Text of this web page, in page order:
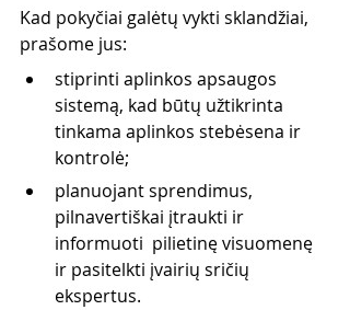
Kad pokyčiai galėtų vykti sklandžiai,
prašome jus:
stiprinti aplinkos apsaugos
sistemą, kad būtų užtikrinta
tinkama aplinkos stebėsena ir
kontrolė;
planuojant sprendimus,
pilnavertiškai įtraukti ir
informuoti  pilietinę visuomenę
ir pasitelkti įvairių sričių
ekspertus.